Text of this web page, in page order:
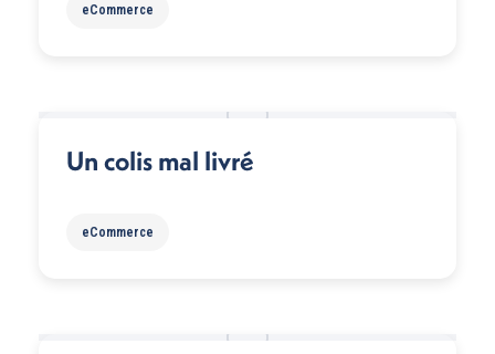
eCommerce
Un colis mal livré
eCommerce